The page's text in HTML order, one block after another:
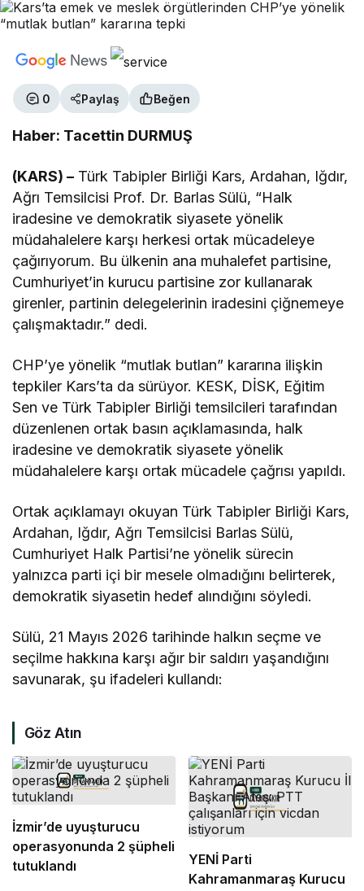
0 Paylaş Beğen
Haber: Tacettin DURMUŞ
(KARS) – Türk Tabipler Birliği Kars, Ardahan, Iğdır,
Ağrı Temsilcisi Prof. Dr. Barlas Sülü, “Halk
iradesine ve demokratik siyasete yönelik
müdahalelere karşı herkesi ortak mücadeleye
çağırıyorum. Bu ülkenin ana muhalefet partisine,
Cumhuriyet’in kurucu partisine zor kullanarak
girenler, partinin delegelerinin iradesini çiğnemeye
çalışmaktadır.” dedi.
CHP’ye yönelik “mutlak butlan” kararına ilişkin
tepkiler Kars’ta da sürüyor. KESK, DİSK, Eğitim
Sen ve Türk Tabipler Birliği temsilcileri tarafından
düzenlenen ortak basın açıklamasında, halk
iradesine ve demokratik siyasete yönelik
müdahalelere karşı ortak mücadele çağrısı yapıldı.
Ortak açıklamayı okuyan Türk Tabipler Birliği Kars,
Ardahan, Iğdır, Ağrı Temsilcisi Barlas Sülü,
Cumhuriyet Halk Partisi’ne yönelik sürecin
yalnızca parti içi bir mesele olmadığını belirterek,
demokratik siyasetin hedef alındığını söyledi.
Sülü, 21 Mayıs 2026 tarihinde halkın seçme ve
seçilme hakkına karşı ağır bir saldırı yaşandığını
savunarak, şu ifadeleri kullandı:
Göz Atın
İzmir’de uyuşturucu
operasyonunda 2 şüpheli
tutuklandı
YENİ Parti
Kahramanmaraş Kurucu